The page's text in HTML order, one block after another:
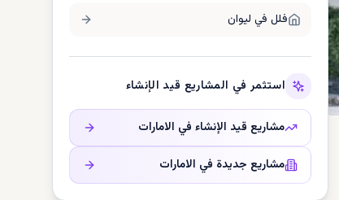
فلل في لیوان
استثمر في المشاريع قيد الإنشاء
مشاريع قيد الإنشاء في الامارات
مشاريع جديدة في الامارات